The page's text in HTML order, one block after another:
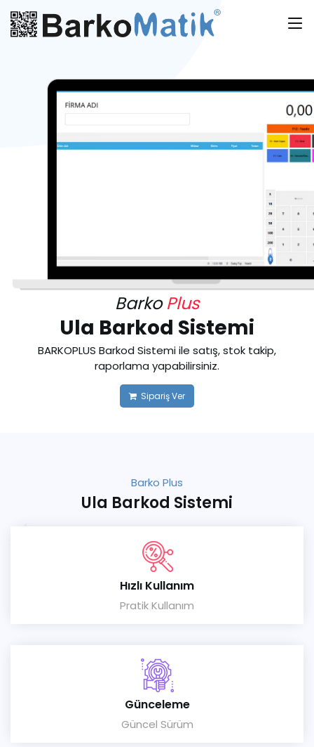
BarkoPlus
Ula Barkod Sistemi
BARKOPLUS Barkod Sistemi ile satış, stok takip,
raporlama yapabilirsiniz.
Sipariş Ver
Barko Plus
Ula Barkod Sistemi
Hızlı Kullanım
Pratik Kullanım
Günceleme
Güncel Sürüm